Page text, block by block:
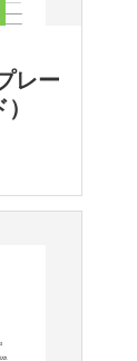
レー